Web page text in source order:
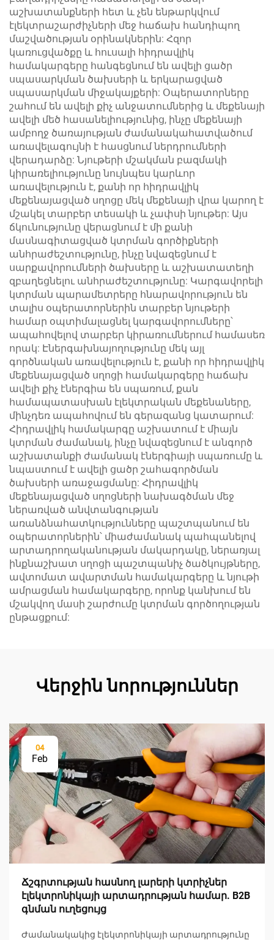
աշխատանքների հետ և չեն ենթարկվում
էլեկտրաշարժիչների մեջ հաճախ հանդիպող
մաշվածության օրինակներին: Հզոր
կառուցվածքը և հուսալի հիդրավլիկ
համակարգերը հանգեցնում են ավելի ցածր
սպասարկման ծախսերի և երկարացված
սպասարկման միջակայքերի: Օպերատորները
շահում են ավելի քիչ անջատումներից և մեքենայի
ավելի մեծ հասանելիությունից, ինչը մեքենայի
ամբողջ ծառայության ժամանակահատվածում
առավելագույնի է հասցնում ներդրումների
վերադարձը: Նյութերի մշակման բազմակի
կիրառելիությունը նույնպես կարևոր
առավելություն է, քանի որ հիդրավլիկ
մեքենայացված սղոցը մեկ մեքենայի վրա կարող է
մշակել տարբեր տեսակի և չափսի նյութեր: Այս
ճկունությունը վերացնում է մի քանի
մասնագիտացված կտրման գործիքների
անհրաժեշտությունը, ինչը նվազեցնում է
սարքավորումների ծախսերը և աշխատատեղի
զբաղեցնելու անհրաժեշտությունը: Կարգավորելի
կտրման պարամետրերը հնարավորություն են
տալիս օպերատորներին տարբեր նյութերի
համար օպտիմալացնել կարգավորումները՝
ապահովելով տարբեր կիրառումներում համասեռ
որակ: Էներգախնայողությունը մեկ այլ
գործնական առավելություն է, քանի որ հիդրավլիկ
մեքենայացված սղոցի համակարգերը հաճախ
ավելի քիչ էներգիա են սպառում, քան
համապատասխան էլեկտրական մեքենաները,
մինչդեռ ապահովում են գերազանց կատարում:
Հիդրավլիկ համակարգը աշխատում է միայն
կտրման ժամանակ, ինչը նվազեցնում է անգործ
աշխատանքի ժամանակ էներգիայի սպառումը և
նպաստում է ավելի ցածր շահագործման
ծախսերի առաջացմանը: Հիդրավլիկ
մեքենայացված սղոցների նախագծման մեջ
ներառված անվտանգության
առանձնահատկությունները պաշտպանում են
օպերատորներին՝ միաժամանակ պահպանելով
արտադրողականության մակարդակը, ներառյալ
ինքնաշխատ սղոցի պաշտպանիչ ծածկույթները,
ավտոմատ ավարտման համակարգերը և նյութի
ամրացման համակարգերը, որոնք կանխում են
մշակվող մասի շարժումը կտրման գործողության
ընթացքում:
Վերջին նորություններ
04
Feb
Ճշգրտության հասնող լարերի կտրիչներ
էլեկտրոնիկայի արտադրության համար. B2B
գնման ուղեցույց
Ժամանակակից էլեկտրոնիկայի արտադրությունը